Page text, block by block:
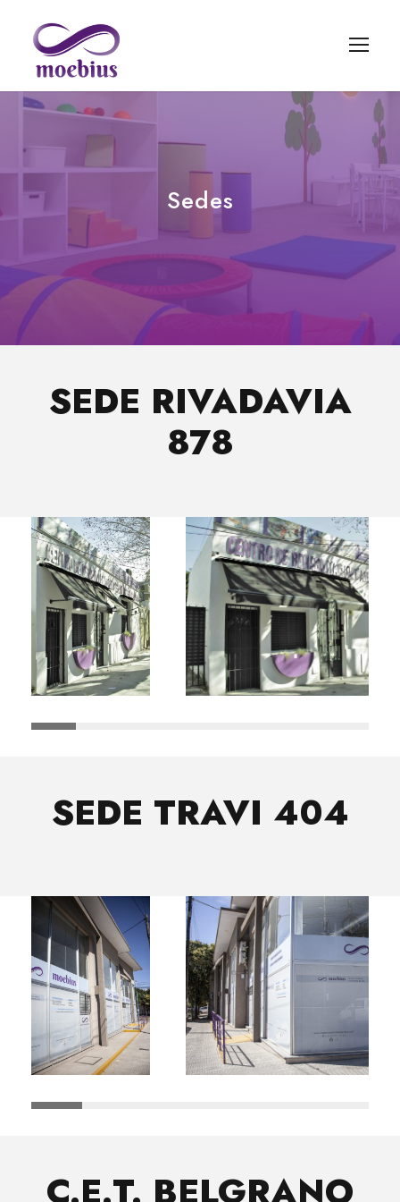
Sedes
SEDE RIVADAVIA
878
SEDE TRAVI 404